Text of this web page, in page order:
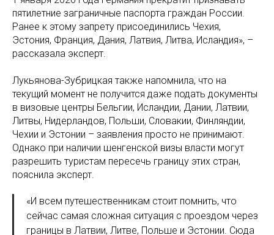
пятилетние заграничные паспорта граждан России.
Ранее к этому запрету присоединились Чехия,
Эстония, Франция, Дания, Латвия, Литва, Исландия», –
рассказала эксперт.
Лукьянова-Зубрицкая также напомнила, что на
текущий момент не получится даже подать документы
в визовые центры Бельгии, Исландии, Дании, Латвии,
Литвы, Нидерландов, Польши, Словакии, Финляндии,
Чехии и Эстонии – заявления просто не принимают.
Однако при наличии шенгенской визы власти могут
разрешить туристам пересечь границу этих стран,
пояснила эксперт.
«И всем путешественникам стоит помнить, что
сейчас самая сложная ситуация с проездом через
границы в Латвии, Литве, Польше и Эстонии. Сюда